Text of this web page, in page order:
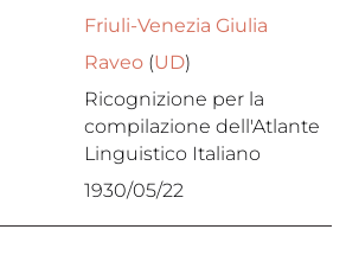
Friuli-Venezia Giulia
Raveo (UD)
Ricognizione per la
compilazione dell'Atlante
Linguistico Italiano
1930/05/22